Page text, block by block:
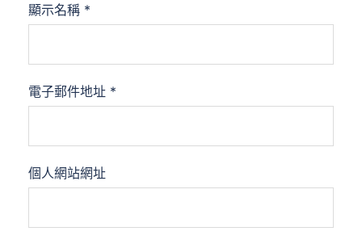
顯示名稱 *
電子郵件地址 *
個人網站網址